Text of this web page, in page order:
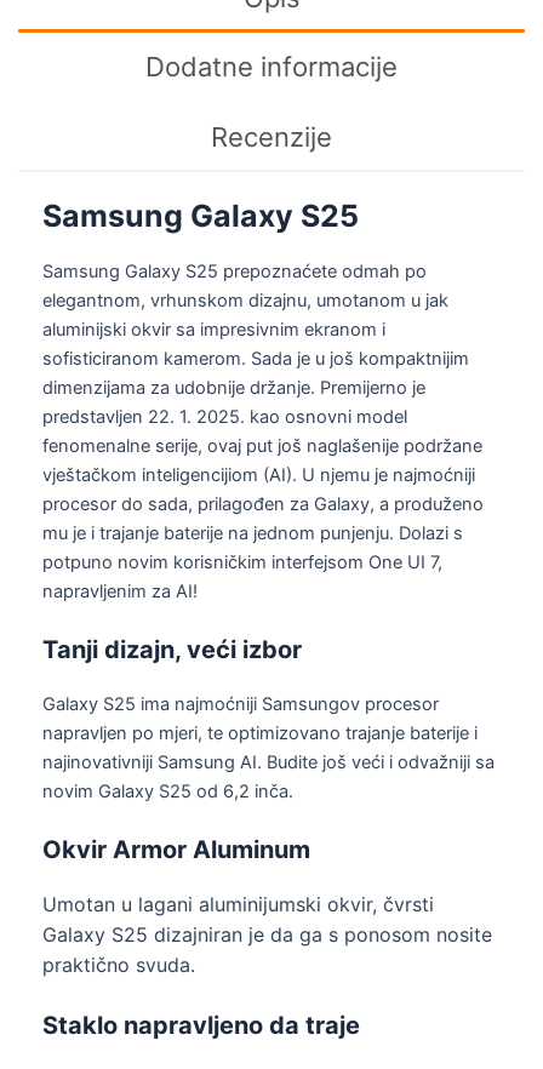
Dodatne informacije
Recenzije
Samsung Galaxy S25
Samsung Galaxy S25 prepoznaćete odmah po
elegantnom, vrhunskom dizajnu, umotanom u jak
aluminijski okvir sa impresivnim ekranom i
sofisticiranom kamerom. Sada je u još kompaktnijim
dimenzijama za udobnije držanje. Premijerno je
predstavljen 22. 1. 2025. kao osnovni model
fenomenalne serije, ovaj put još naglašenije podržane
vještačkom inteligencijiom (AI). U njemu je najmoćniji
procesor do sada, prilagođen za Galaxy, a produženo
mu je i trajanje baterije na jednom punjenju. Dolazi s
potpuno novim korisničkim interfejsom One UI 7,
napravljenim za AI!
Tanji dizajn, veći izbor
Galaxy S25 ima najmoćniji Samsungov procesor
napravljen po mjeri, te optimizovano trajanje baterije i
najinovativniji Samsung AI. Budite još veći i odvažniji sa
novim Galaxy S25 od 6,2 inča.
Okvir Armor Aluminum
Umotan u lagani aluminijumski okvir, čvrsti
Galaxy S25 dizajniran je da ga s ponosom nosite
praktično svuda.
Staklo napravljeno da traje